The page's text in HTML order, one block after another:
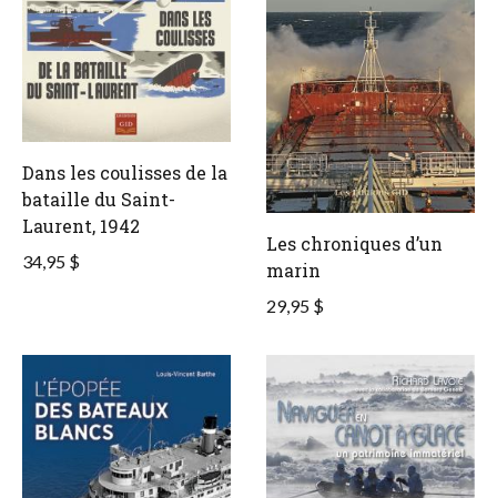
Dans les coulisses de la
bataille du Saint-
Laurent, 1942
34,95 $
Les chroniques d’un
marin
29,95 $